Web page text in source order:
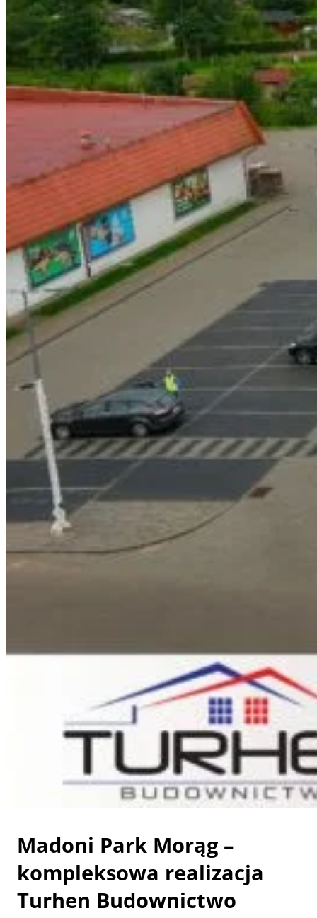
Madoni Park Morąg –
kompleksowa realizacja
Turhen Budownictwo